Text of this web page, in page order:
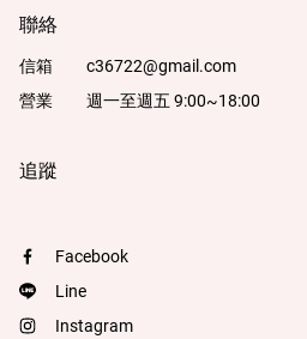
聯絡
信箱
c36722@gmail.com
營業
週一至週五 9:00~18:00
追蹤
Facebook
Line
Instagram